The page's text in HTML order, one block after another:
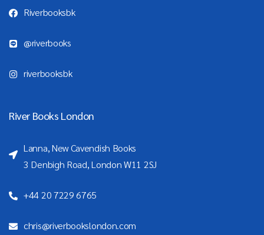
Riverbooksbk
@riverbooks
riverbooksbk
River Books London
Lanna, New Cavendish Books
3 Denbigh Road, London W11 2SJ
+44 20 7229 6765
chris@riverbookslondon.com